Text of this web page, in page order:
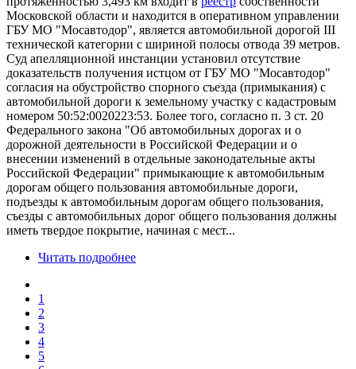
Московской области и находится в оперативном управлении
ГБУ МО "Мосавтодор", является автомобильной дорогой III
технической категории с шириной полосы отвода 39 метров.
Суд апелляционной инстанции установил отсутствие
доказательств получения истцом от ГБУ МО "Мосавтодор"
согласия на обустройство спорного съезда (примыкания) с
автомобильной дороги к земельному участку с кадастровым
номером 50:52:0020223:53. Более того, согласно п. 3 ст. 20
Федерального закона "Об автомобильных дорогах и о
дорожной деятельности в Российской Федерации и о
внесении изменений в отдельные законодательные акты
Российской Федерации" примыкающие к автомобильным
дорогам общего пользования автомобильные дороги,
подъезды к автомобильным дорогам общего пользования,
съезды с автомобильных дорог общего пользования должны
иметь твердое покрытие, начиная с мест...
Читать подробнее
1
2
3
4
5